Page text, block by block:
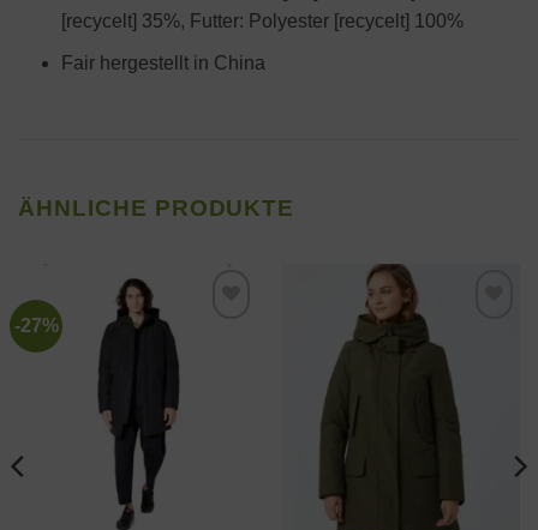
[recycelt] 35%, Futter: Polyester [recycelt] 100%
Fair hergestellt in China
ÄHNLICHE PRODUKTE
-27%
Wunschliste
Zur
Wunschliste
hinzufügen